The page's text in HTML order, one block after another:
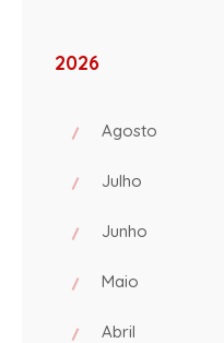
2026
Agosto
Julho
Junho
Maio
Abril